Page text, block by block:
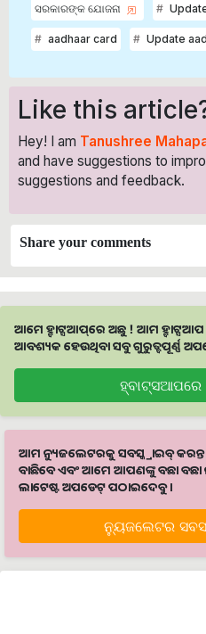
ସରକାରଙ୍କ ଯୋଜନା
aadhaar card Update
Like this
Hey! I am Tanushree
and have suggestions to
suggestions and feedback.
Share your comments
ଆମେ ହ୍ବାଟ୍ସଆପ୍‌ରେ ଅଛୁ ! ଆମ
ଆବଶ୍ୟକ ହେଉଥିବା ସବୁ ଗୁରୁତ୍ବପୂର୍ଣ୍ଣ
ଆମ ନ୍ୟୁଜଲେଟରକୁ ସବସ୍କ୍ରାଇବ୍
ବାଛିବେ ଏବଂ ଆମେ ଆପଣଙ୍କୁ ବଛା
ଲାଟେଷ୍ଟ ଅପଡେଟ୍‌ ପଠାଇଦେବୁ ।
ନ୍ୟୁଜଲେଟର